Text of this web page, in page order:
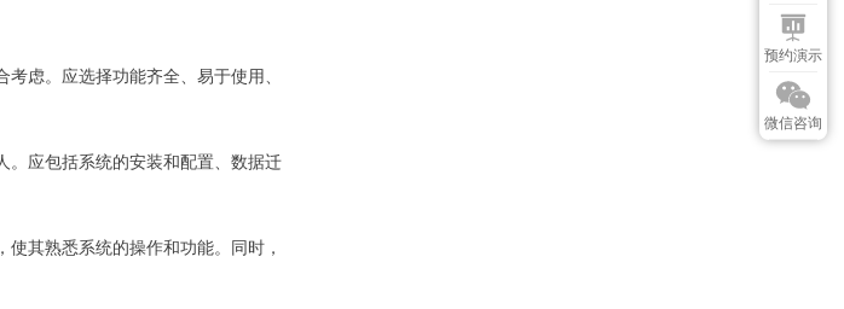
虑。应选择功能齐全、易于使用、
。应包括系统的安装和配置、数据迁
其熟悉系统的操作和功能。同时，
预约演示
微信咨询